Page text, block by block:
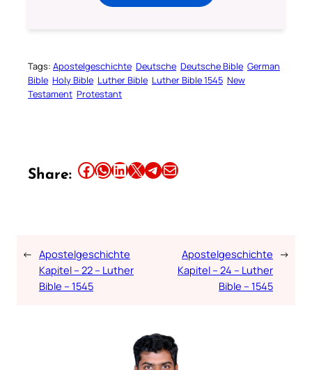
Tags: Apostelgeschichte Deutsche Deutsche Bible German
Bible Holy Bible Luther Bible Luther Bible 1545 New
Testament Protestant
Share: Share this article on Facebook Share this article on WhatsApp Share this article on LinkedIn Share this article on X Share this article on TelegramEmail this Article
← Apostelgeschichte
Kapitel – 22 – Luther
Bible – 1545
Apostelgeschichte
Kapitel – 24 – Luther
Bible – 1545
→